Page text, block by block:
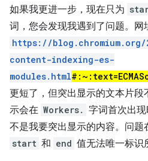
如果我更进一步，现在只为
词，您会发现我遇到了问题。网
https://blog.chromium.org/
content-indexing-es-
modules.html
更短了，但突出显示的文本片
示会在 Workers. 字词首次出
不是我要突出显示的内容。问题
start 和 end 值无法唯一标识